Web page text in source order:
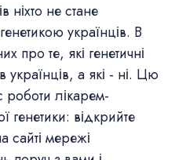
ніхто не стане
українців. В
про те, які генетичні
українців, а які - ні. Цю
роботи лікарем-
генетики: відкрийте
сайті мережі